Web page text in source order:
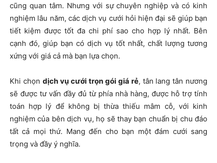
cũng quan tâm. Nhưng với sự chuyên nghiệp và có kinh
nghiệm lâu năm, các dịch vụ cưới hỏi hiện đại sẽ giúp bạn
tiết kiệm được tốt đa chi phí sao cho hợp lý nhất. Bên
cạnh đó, giúp bạn có dịch vụ tốt nhất, chất lượng tương
xứng với giá cả mà bạn lựa chọn.
Khi chọn dịch vụ cưới trọn gói giá rẻ, tân lang tân nương
sẽ được tư vấn đầy đủ từ phía nhà hàng, được hỗ trợ tính
toán hợp lý để không bị thừa thiếu mâm cỗ, với kinh
nghiệm của bên dịch vụ, họ sẽ thay bạn chuẩn bị chu đáo
tất cả mọi thứ. Mang đến cho bạn một đám cưới sang
trọng và đầy ý nghĩa.